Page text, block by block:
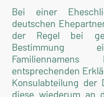
Bei einer
deutschen
der Regel bei
Bestimmung
entsprechenden
Konsulabteilung der
diese wiederum an